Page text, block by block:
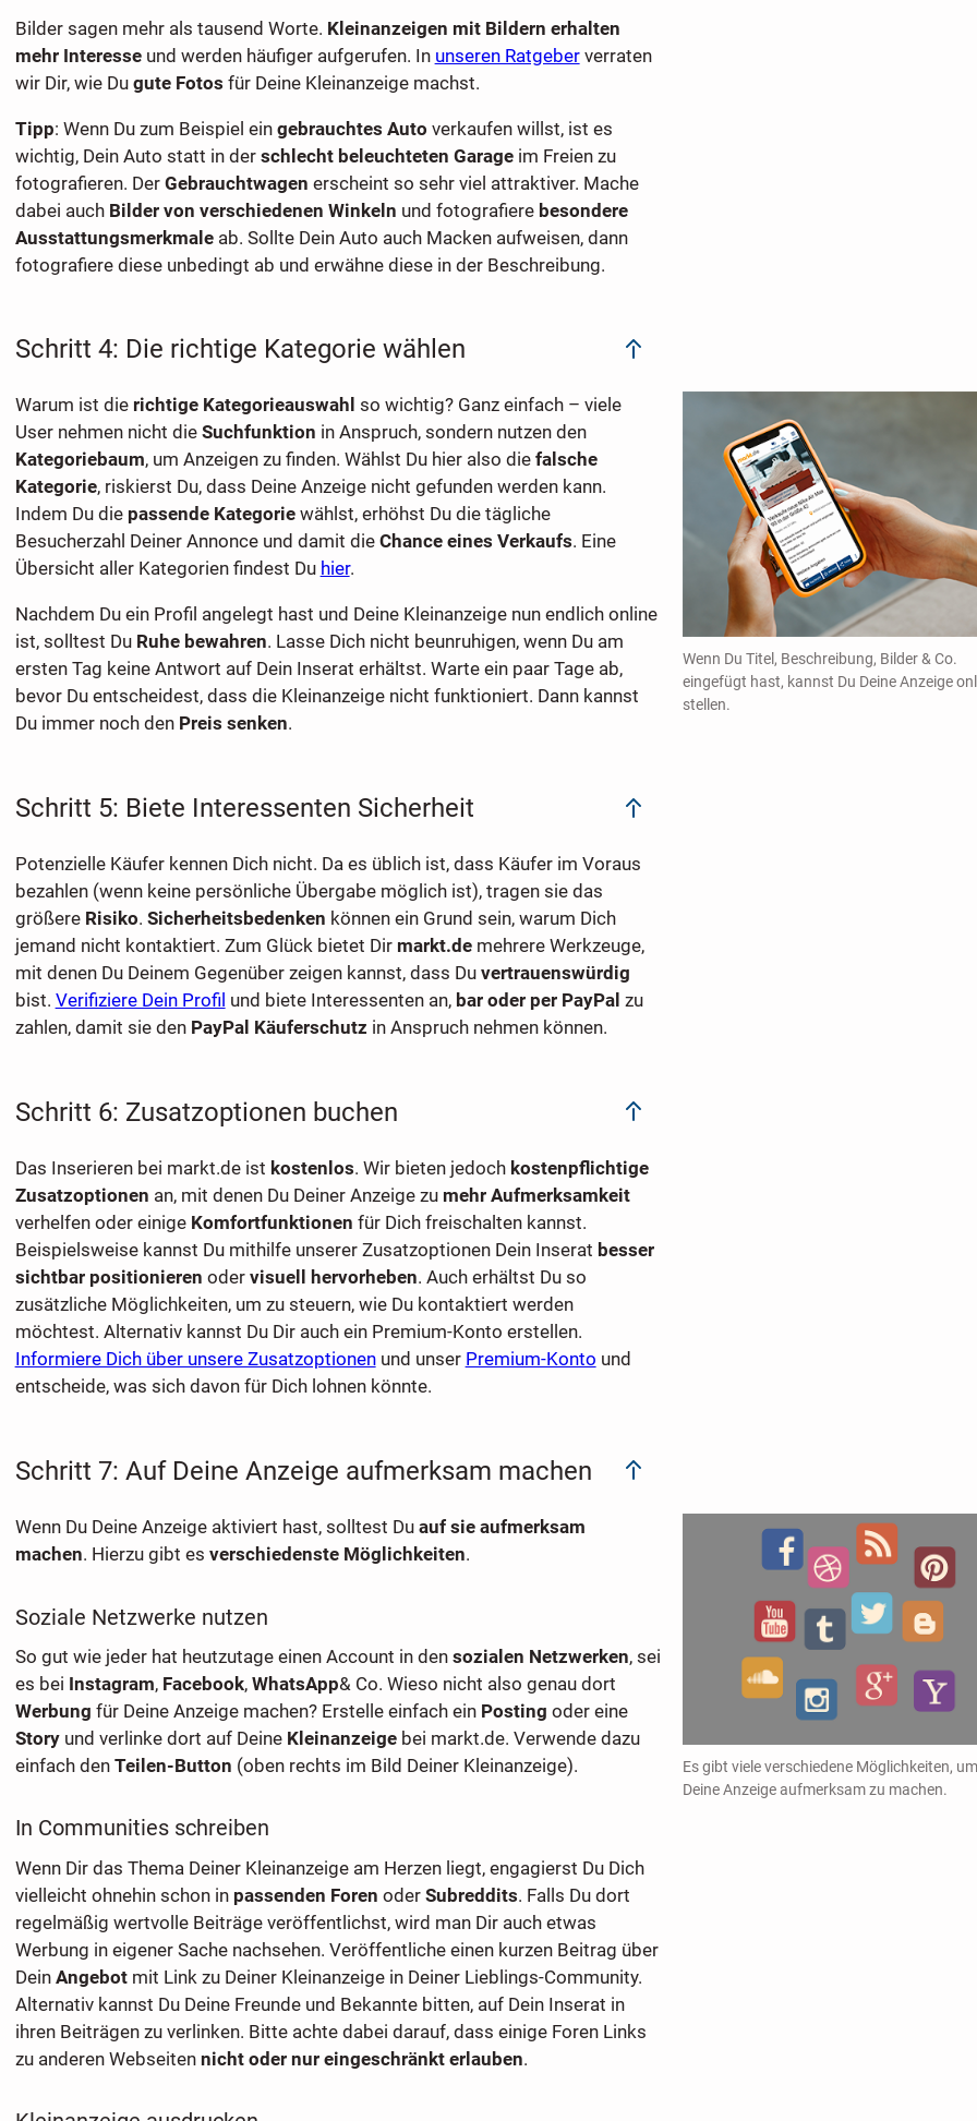
Bilder sagen mehr als tausend Worte. Kleinanzeigen mit Bildern erhalten
mehr Interesseund werden häufiger aufgerufen. In unseren Ratgeberverraten
wir Dir, wie Du gute Fotos für Deine Kleinanzeige machst.
Tipp: Wenn Du zum Beispiel ein gebrauchtes Auto verkaufen willst, ist es
wichtig, Dein Auto statt in der schlecht beleuchteten Garageim Freien zu
fotografieren. Der Gebrauchtwagen erscheint so sehr viel attraktiver. Mache
dabei auch Bilder von verschiedenen Winkeln und fotografiere besondere
Ausstattungsmerkmaleab. Sollte Dein Auto auch Macken aufweisen, dann
fotografiere diese unbedingt ab und erwähne diese in der Beschreibung.
Schritt 4: Die richtige Kategorie wählen
Wenn Du Titel, Beschreibung, Bilder & Co.
eingefügt hast, kannst Du Deine Anzeige
stellen.
Warum ist die richtige Kategorieauswahl so wichtig? Ganz einfach – viele
User nehmen nicht die Suchfunktion in Anspruch, sondern nutzen den
Kategoriebaum, um Anzeigen zu finden. Wählst Du hier also die falsche
Kategorie, riskierst Du, dass Deine Anzeige nicht gefunden werden kann.
Indem Du die passende Kategoriewählst, erhöhst Du die tägliche
Besucherzahl Deiner Annonce und damit die Chance eines Verkaufs. Eine
Übersicht aller Kategorien findest Du hier.
Nachdem Du ein Profil angelegt hast und Deine Kleinanzeige nun endlich online
ist, solltest Du Ruhe bewahren. Lasse Dich nicht beunruhigen, wenn Du am
ersten Tag keine Antwort auf Dein Inserat erhältst. Warte ein paar Tage ab,
bevor Du entscheidest, dass die Kleinanzeige nicht funktioniert. Dann kannst
Du immer noch den Preis senken.
Schritt 5: Biete Interessenten Sicherheit
Potenzielle Käufer kennen Dich nicht. Da es üblich ist, dass Käufer im Voraus
bezahlen (wenn keine persönliche Übergabe möglich ist), tragen sie das
größere Risiko. Sicherheitsbedenken können ein Grund sein, warum Dich
jemand nicht kontaktiert. Zum Glück bietet Dir markt.demehrere Werkzeuge,
mit denen Du Deinem Gegenüber zeigen kannst, dass Du vertrauenswürdig
bist. Verifiziere Dein Profil und biete Interessenten an, bar oder per PayPal zu
zahlen, damit sie den PayPal Käuferschutz in Anspruch nehmen können.
Schritt 6: Zusatzoptionen buchen
Das Inserieren bei markt.de ist kostenlos. Wir bieten jedoch kostenpflichtige
Zusatzoptionen an, mit denen Du Deiner Anzeige zu mehr Aufmerksamkeit
verhelfen oder einige Komfortfunktionen für Dich freischalten kannst.
Beispielsweise kannst Du mithilfe unserer Zusatzoptionen Dein Inserat besser
sichtbar positionieren oder visuell hervorheben. Auch erhältst Du so
zusätzliche Möglichkeiten, um zu steuern, wie Du kontaktiert werden
möchtest. Alternativ kannst Du Dir auch ein Premium-Konto erstellen.
Informiere Dich über unsere Zusatzoptionenund unser Premium-Konto und
entscheide, was sich davon für Dich lohnen könnte.
Schritt 7: Auf Deine Anzeige aufmerksam machen
Es gibt viele verschiedene Möglichkeiten,
Deine Anzeige aufmerksam zu machen.
Wenn Du Deine Anzeige aktiviert hast, solltest Du auf sie aufmerksam
machen. Hierzu gibt es verschiedenste Möglichkeiten.
Soziale Netzwerke nutzen
So gut wie jeder hat heutzutage einen Account in den sozialen Netzwerken, sei
es bei Instagram, Facebook, WhatsApp& Co. Wieso nicht also genau dort
Werbung für Deine Anzeige machen? Erstelle einfach ein Posting oder eine
Storyund verlinke dort auf Deine Kleinanzeigebei markt.de. Verwende dazu
einfach den Teilen-Button (oben rechts im Bild Deiner Kleinanzeige).
In Communities schreiben
Wenn Dir das Thema Deiner Kleinanzeige am Herzen liegt, engagierst Du Dich
vielleicht ohnehin schon in passenden Foren oder Subreddits. Falls Du dort
regelmäßig wertvolle Beiträge veröffentlichst, wird man Dir auch etwas
Werbung in eigener Sache nachsehen. Veröffentliche einen kurzen Beitrag über
Dein Angebotmit Link zu Deiner Kleinanzeige in Deiner Lieblings-Community.
Alternativ kannst Du Deine Freunde und Bekannte bitten, auf Dein Inserat in
ihren Beiträgen zu verlinken. Bitte achte dabei darauf, dass einige Foren Links
zu anderen Webseiten nicht oder nur eingeschränkt erlauben.